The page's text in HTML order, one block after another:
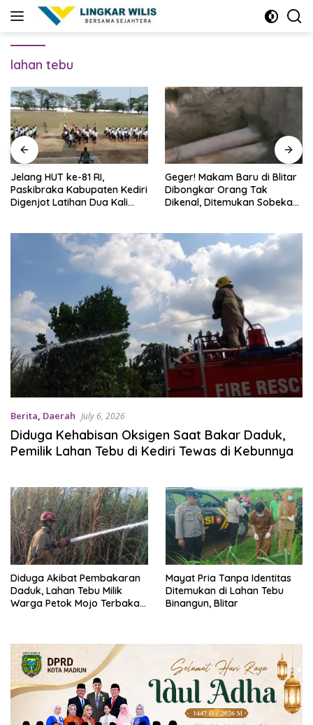
lahan tebu
Jelang HUT ke-81 RI,
Paskibraka Kabupaten Kediri
Digenjot Latihan Dua Kali
Geger! Makam Baru di Blitar
Dibongkar Orang Tak
Dikenal, Ditemukan Sobekan
Berita, Daerah July 6, 2026
Diduga Kehabisan Oksigen Saat Bakar Daduk,
Pemilik Lahan Tebu di Kediri Tewas di Kebunnya
Diduga Akibat Pembakaran
Daduk, Lahan Tebu Milik
Warga Petok Mojo Terbakar,
Mayat Pria Tanpa Identitas
Ditemukan di Lahan Tebu
Binangun, Blitar